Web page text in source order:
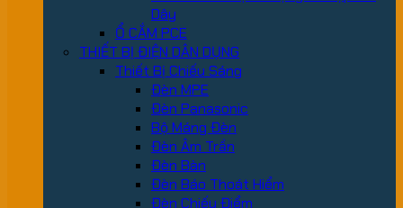
Dây
Ổ CẮM PCE
THIẾT BỊ ĐIỆN DÂN DỤNG
Thiết Bị Chiếu Sáng
Đèn MPE
Đèn Panasonic
Bộ Máng Đèn
Đèn Âm Trần
Đèn Bàn
Đèn Báo Thoát Hiểm
Đèn Chiếu Điểm